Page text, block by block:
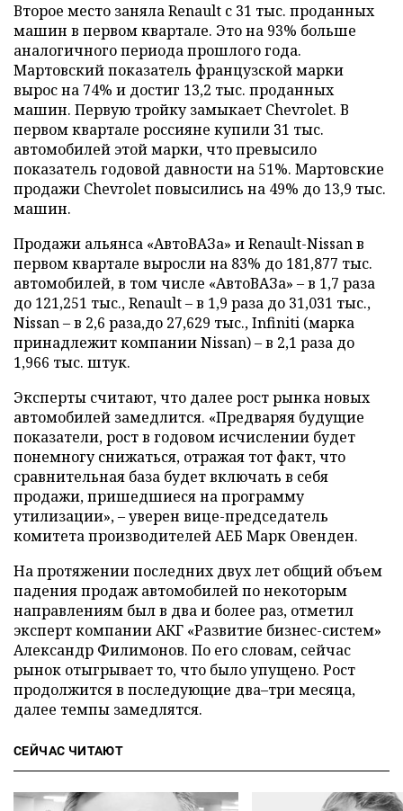
Второе место заняла Renault с 31 тыс. проданных
машин в первом квартале. Это на 93% больше
аналогичного периода прошлого года.
Мартовский показатель французской марки
вырос на 74% и достиг 13,2 тыс. проданных
машин. Первую тройку замыкает Chevrolet. В
первом квартале россияне купили 31 тыс.
автомобилей этой марки, что превысило
показатель годовой давности на 51%. Мартовские
продажи Chevrolet повысились на 49% до 13,9 тыс.
машин.
Продажи альянса «АвтоВАЗа» и Renault-Nissan в
первом квартале выросли на 83% до 181,877 тыс.
автомобилей, в том числе «АвтоВАЗа» – в 1,7 раза
до 121,251 тыс., Renault – в 1,9 раза до 31,031 тыс.,
Nissan – в 2,6 раза,до 27,629 тыс., Infiniti (марка
принадлежит компании Nissan) – в 2,1 раза до
1,966 тыс. штук.
Эксперты считают, что далее рост рынка новых
автомобилей замедлится. «Предваряя будущие
показатели, рост в годовом исчислении будет
понемногу снижаться, отражая тот факт, что
сравнительная база будет включать в себя
продажи, пришедшиеся на программу
утилизации», – уверен вице-председатель
комитета производителей АЕБ Марк Овенден.
На протяжении последних двух лет общий объем
падения продаж автомобилей по некоторым
направлениям был в два и более раз, отметил
эксперт компании АКГ «Развитие бизнес-систем»
Александр Филимонов. По его словам, сейчас
рынок отыгрывает то, что было упущено. Рост
продолжится в последующие два–три месяца,
далее темпы замедлятся.
СЕЙЧАС ЧИТАЮТ